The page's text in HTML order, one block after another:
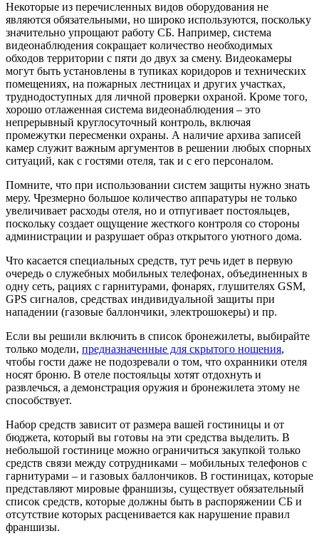
Некоторые из перечисленных видов оборудования не
являются обязательными, но широко используются, поскольку
значительно упрощают работу СБ. Например, система
видеонаблюдения сокращает количество необходимых
обходов территории с пяти до двух за смену. Видеокамеры
могут быть установлены в тупиках коридоров и технических
помещениях, на пожарных лестницах и других участках,
труднодоступных для личной проверки охраной. Кроме того,
хорошо отлаженная система видеонаблюдения – это
непрерывный круглосуточный контроль, включая
промежутки пересменки охраны. А наличие архива записей
камер служит важным аргументов в решении любых спорных
ситуаций, как с гостями отеля, так и с его персоналом.
Помните, что при использовании систем защиты нужно знать
меру. Чрезмерно большое количество аппаратуры не только
увеличивает расходы отеля, но и отпугивает постояльцев,
поскольку создает ощущение жесткого контроля со стороны
администрации и разрушает образ открытого уютного дома.
Что касается специальных средств, тут речь идет в первую
очередь о служебных мобильных телефонах, объединенных в
одну сеть, рациях с гарнитурами, фонарях, глушителях GSM,
GPS сигналов, средствах индивидуальной защиты при
нападении (газовые баллончики, электрошокеры) и пр.
Если вы решили включить в список бронежилеты, выбирайте
только модели, предназначенные для скрытого ношения,
чтобы гости даже не подозревали о том, что охранники отеля
носят броню. В отеле постояльцы хотят отдохнуть и
развлечься, а демонстрация оружия и бронежилета этому не
способствует.
Набор средств зависит от размера вашей гостиницы и от
бюджета, который вы готовы на эти средства выделить. В
небольшой гостинице можно ограничиться закупкой только
средств связи между сотрудниками – мобильных телефонов с
гарнитурами – и газовых баллончиков. В гостиницах, которые
представляют мировые франшизы, существует обязательный
список средств, которые должны быть в распоряжении СБ и
отсутствие которых расценивается как нарушение правил
франшизы.